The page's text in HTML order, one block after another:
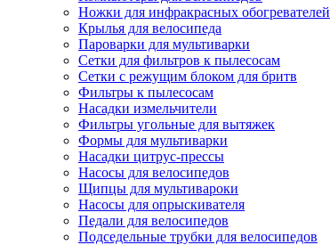
Ножки для инфракрасных обогревателей
Крылья для велосипеда
Пароварки для мультиварки
Сетки для фильтров к пылесосам
Сетки с режущим блоком для бритв
Фильтры к пылесосам
Насадки измельчители
Фильтры угольные для вытяжек
Формы для мультиварки
Насадки цитрус-прессы
Насосы для велосипедов
Щипцы для мультивароки
Насосы для опрыскивателя
Педали для велосипедов
Подседельные трубки для велосипедов